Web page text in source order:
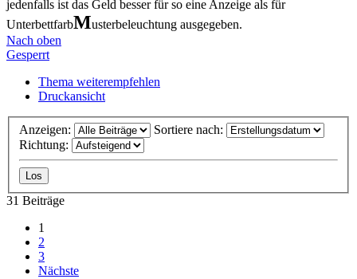
jedenfalls ist das Geld besser für so eine Anzeige als für
UnterbettfarbMusterbeleuchtung ausgegeben.
Nach oben
Gesperrt
Thema weiterempfehlen
Druckansicht
Anzeigen:
Sortiere nach:
Richtung:
31 Beiträge
1
2
3
Nächste